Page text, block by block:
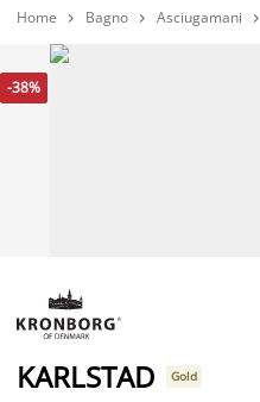
Home  Bagno  Asciugamani 
-38%
KARLSTAD Gold